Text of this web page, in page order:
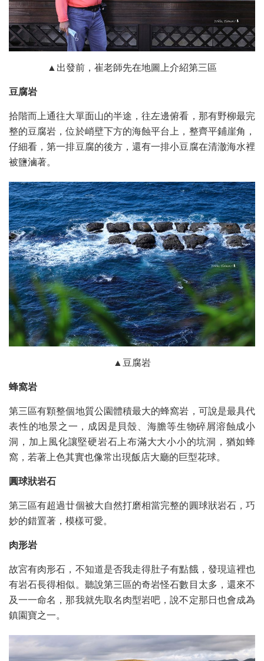
▲出發前，崔老師先在地圖上介紹第三區
豆腐岩
拾階而上通往大單面山的半途，往左邊俯看，那有野柳最完
整的豆腐岩，位於峭壁下方的海蝕平台上，整齊平鋪崖角，
仔細看，第一排豆腐的後方，還有一排小豆腐在清澈海水裡
被鹽滷著。
▲豆腐岩
蜂窩岩
第三區有顆整個地質公園體積最大的蜂窩岩，可說是最具代
表性的地景之一，成因是貝殼、海膽等生物碎屑溶蝕成小
洞，加上風化讓堅硬岩石上布滿大大小小的坑洞，猶如蜂
窩，若著上色其實也像常出現飯店大廳的巨型花球。
圓球狀岩石
第三區有超過廿個被大自然打磨相當完整的圓球狀岩石，巧
妙的錯置著，模樣可愛。
肉形岩
故宮有肉形石，不知道是否我走得肚子有點餓，發現這裡也
有岩石長得相似。聽說第三區的奇岩怪石數目太多，還來不
及一一命名，那我就先取名肉型岩吧，說不定那日也會成為
鎮園寶之一。